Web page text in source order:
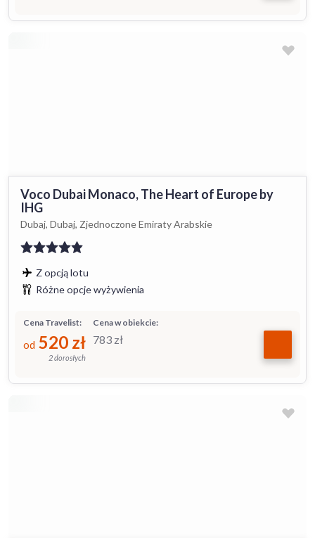
Voco Dubai Monaco, The Heart of Europe by
IHG
Dubaj, Dubaj, Zjednoczone Emiraty Arabskie
Z opcją lotu
Różne opcje wyżywienia
Cena w obiekcie:
783 zł
Cena Travelist:
od 520 zł
2 dorosłych